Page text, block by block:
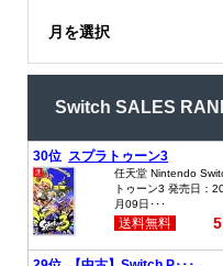
月を選択
Switch SALES